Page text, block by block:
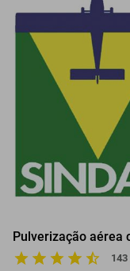
Pulverização aérea
143